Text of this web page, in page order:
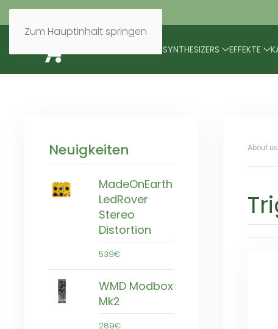
Zum Hauptinhalt springen
SYNTHESIZERS EFFEKTE
Neuigkeiten
MadeOnEarth
LedRover
Stereo
Distortion
539€
WMD Modbox
Mk2
289€
About